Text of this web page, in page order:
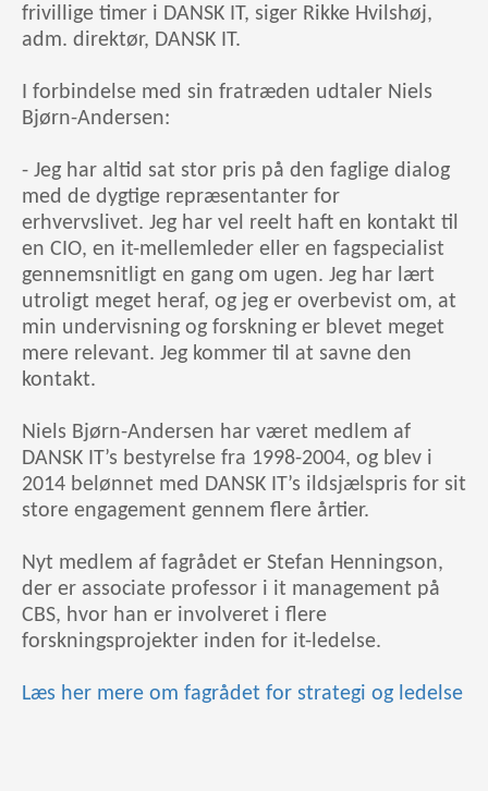
frivillige timer i DANSK IT, siger Rikke Hvilshøj,
adm. direktør, DANSK IT.
I forbindelse med sin fratræden udtaler Niels
Bjørn-Andersen:
- Jeg har altid sat stor pris på den faglige dialog
med de dygtige repræsentanter for
erhvervslivet. Jeg har vel reelt haft en kontakt til
en CIO, en it-mellemleder eller en fagspecialist
gennemsnitligt en gang om ugen. Jeg har lært
utroligt meget heraf, og jeg er overbevist om, at
min undervisning og forskning er blevet meget
mere relevant. Jeg kommer til at savne den
kontakt.
Niels Bjørn-Andersen har været medlem af
DANSK IT’s bestyrelse fra 1998-2004, og blev i
2014 belønnet med DANSK IT’s ildsjælspris for sit
store engagement gennem flere årtier.
Nyt medlem af fagrådet er Stefan Henningson,
der er associate professor i it management på
CBS, hvor han er involveret i flere
forskningsprojekter inden for it-ledelse.
Læs her mere om fagrådet for strategi og ledelse